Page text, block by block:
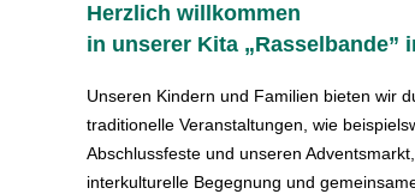
Herzlich willkommen
in unserer Kita „Rasselbande”
Unseren Kindern und Familien bieten wir
traditionelle Veranstaltungen, wie
Abschlussfeste und unseren
interkulturelle Begegnung und